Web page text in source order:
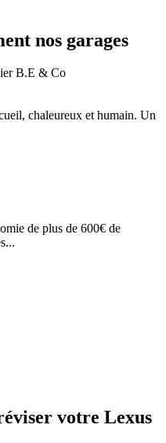
nos garages
B.E & Co
chaleureux et humain. Un
de plus de 600€ de
votre Lexus